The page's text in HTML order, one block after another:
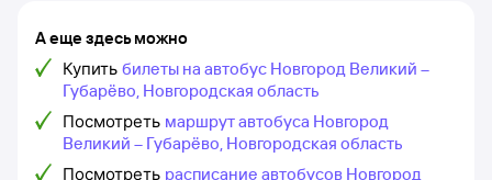
А еще здесь можно
Купить билеты на автобус Новгород Великий –
Губарёво, Новгородская область
Посмотреть маршрут автобуса Новгород
Великий – Губарёво, Новгородская область
Посмотреть расписание автобусов Новгород